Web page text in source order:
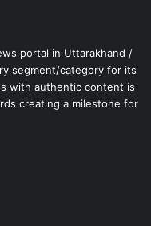
portal in Uttarakhand /
segment/category for its
with authentic content is
creating a milestone for